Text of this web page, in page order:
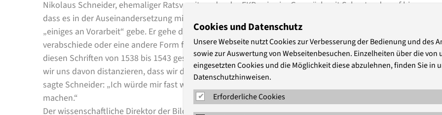
Nikolaus Schneider, ehemaliger Ratsvorsitzender der EKD, wies im Gespräch mit Schuster darauf hin,
dass es in der Auseinandersetzung mit Luthers Antijudaismus in der evangelischen Kirche bereits
„einiges an Vorarbeit“ gebe. Er gehe davon aus, dass der Rat der EKD für 2017 eine Erklärung
verabschiede oder eine andere Form finde, „in der wir sehr deutlich sagen, dass das, was Luther in
diesen Schriften von 1538 bis 1543 gesagt hat (…) wirklich ein Irrtum ist, dass das fatale Folgen hat, das
wir uns davon distanzieren, dass wir das auch mit dem Evangelium für unvereinbar halten.“ Weiter
sagte Schneider: „Ich würde mir fast wünschen, dass wir das in Abstimmung mit dem Zentralrat
machen.“
Der wissenschaftliche Direktor der Bildungsabteilung im Zentralrat der Juden Doron Kiesel betonte in
Cookies und Datenschutz
Unsere Webseite nutzt Cookies zur Verbesserung der Bedienung und des
sowie zur Auswertung von Webseitenbesuchen. Einzelheiten über die von
eingesetzten Cookies und die Möglichkeit diese abzulehnen, finden Sie in
Datenschutzhinweisen.
Erforderliche Cookies